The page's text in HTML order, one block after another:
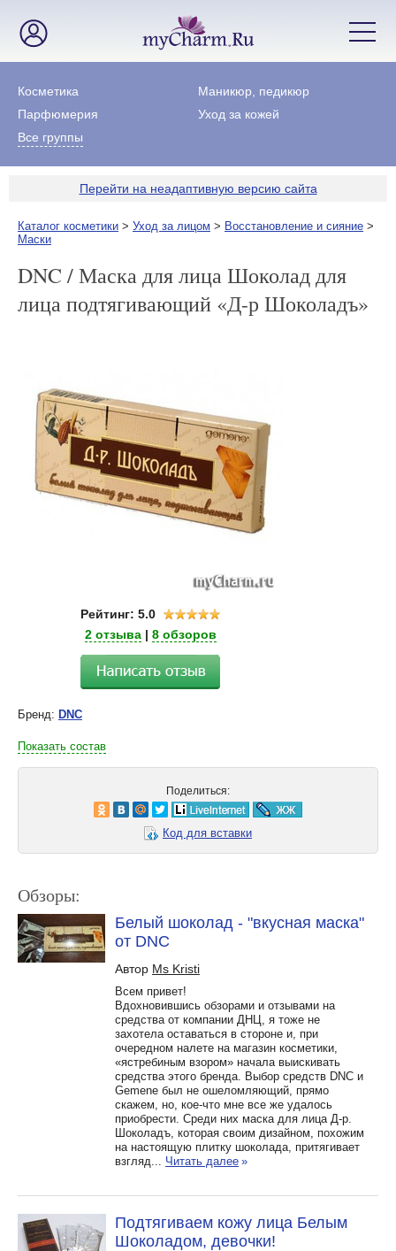
Косметика
Маникюр, педикюр
Парфюмерия
Уход за кожей
Все группы
Перейти на неадаптивную версию сайта
Каталог косметики > Уход за лицом > Восстановление и сияние >
Маски
DNC / Маска для лица Шоколад для
лица подтягивающий «Д-р Шоколадъ»
Рейтинг: 5.0
2 отзыва| 8 обзоров
Бренд: DNC
Показать состав
Поделиться:
Код для вставки
Обзоры:
Белый шоколад - "вкусная маска"
от DNC
Автор Ms Kristi
Всем привет!
Вдохновившись обзорами и отзывами на
средства от компании ДНЦ, я тоже не
захотела оставаться в стороне и, при
очередном налете на магазин косметики,
«ястребиным взором» начала выискивать
средства этого бренда. Выбор средств DNC и
Gemene был не ошеломляющий, прямо
скажем, но, кое-что мне все же удалось
приобрести. Среди них маска для лица Д-р.
Шоколадъ, которая своим дизайном, похожим
на настоящую плитку шоколада, притягивает
взгляд... Читать далее »
Подтягиваем кожу лица Белым
Шоколадом, девочки!